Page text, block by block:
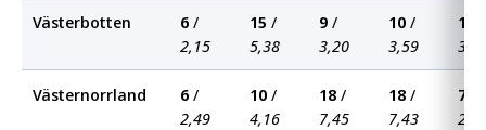
Västerbotten 6 /
2,15
15 /
5,38
9 /
3,20
10 /
3,59
11
Västernorrland 6 /
2,49
10 /
4,16
18 /
7,45
18 /
7,43
7